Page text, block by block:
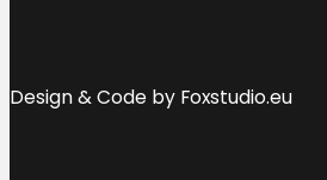
Design & Code by Foxstudio.eu